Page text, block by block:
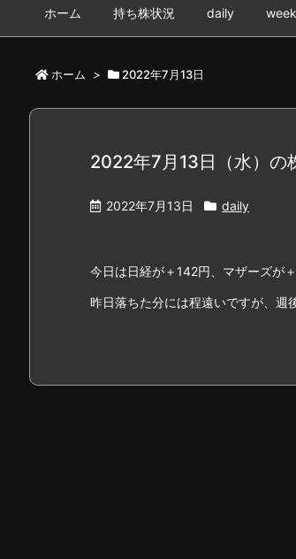
ホーム 持ち株状況 daily
ホーム > 2022年7月13日
2022年7月13日（水）の
2022年7月13日 daily
今日は日経が＋142円、マザーズが
昨日落ちた分には程遠いですが、週